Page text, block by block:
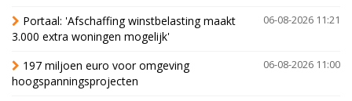
06-08-2026 11:21
Portaal: 'Afschaffing winstbelasting maakt
3.000 extra woningen mogelijk'
06-08-2026 11:00
197 miljoen euro voor omgeving
hoogspanningsprojecten